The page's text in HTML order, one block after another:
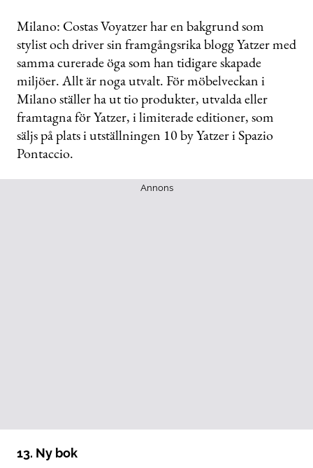
Milano: Costas Voyatzer har en bakgrund som
stylist och driver sin framgångsrika blogg Yatzer med
samma curerade öga som han tidigare skapade
miljöer. Allt är noga utvalt. För möbelveckan i
Milano ställer ha ut tio produkter, utvalda eller
framtagna för Yatzer, i limiterade editioner, som
säljs på plats i utställningen 10 by Yatzer i Spazio
Pontaccio.
Annons
13. Ny bok